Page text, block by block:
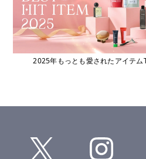
2025年もっとも愛されたアイテム